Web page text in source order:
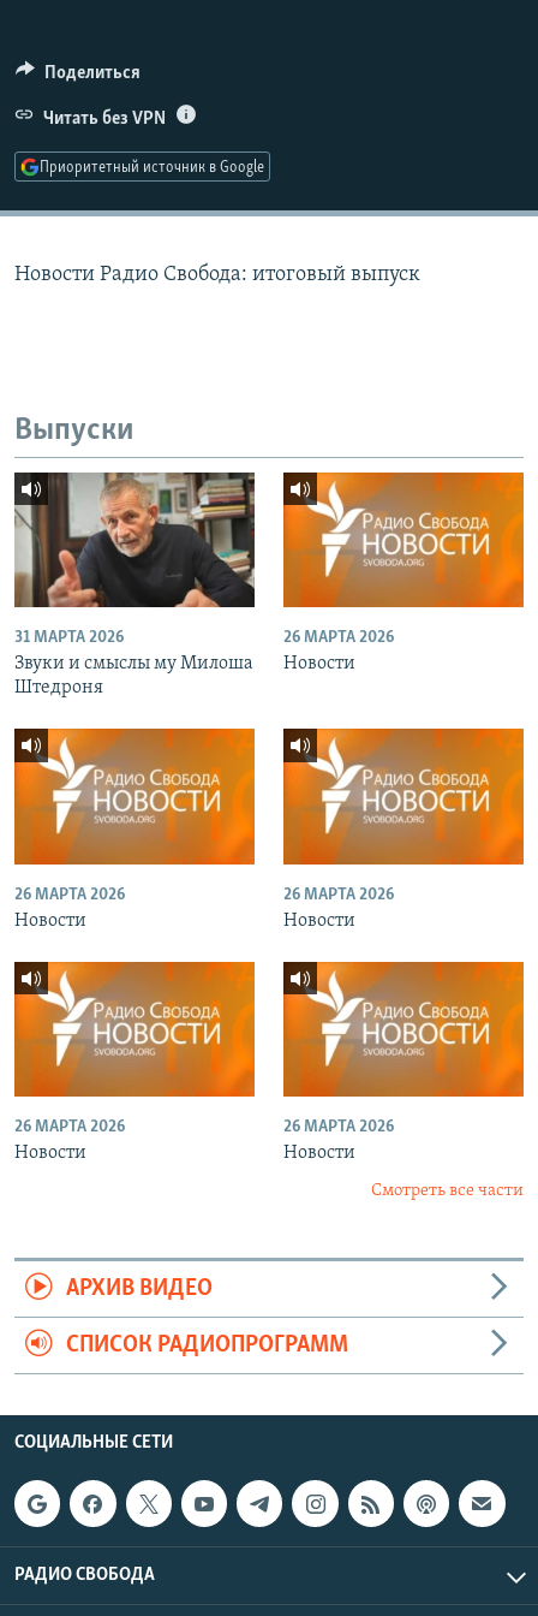
ПОДПИШИТЕСЬ НА РАССЫЛКУ
СОЦИАЛЬНЫЕ СЕТИ
Поделиться
Читать без VPN
Приоритетный источник в Google
Новости Радио Свобода: итоговый выпуск
Выпуски
31 МАРТА 2026
Звуки и смыслы му Милоша
Штедроня
26 МАРТА 2026
Новости
26 МАРТА 2026
Новости
26 МАРТА 2026
Новости
26 МАРТА 2026
Новости
26 МАРТА 2026
Новости
Смотреть все части
АРХИВ ВИДЕО
СПИСОК РАДИОПРОГРАММ
СОЦИАЛЬНЫЕ СЕТИ
РАДИО СВОБОДА